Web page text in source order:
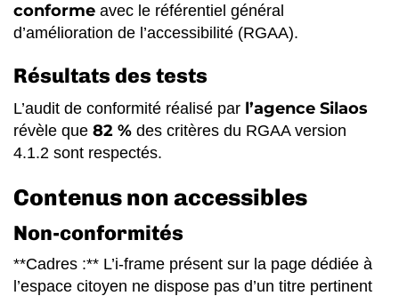
conforme avec le référentiel général
d’amélioration de l’accessibilité (RGAA).
Résultats des tests
L’audit de conformité réalisé par l’agence Silaos
révèle que 82 % des critères du RGAA version
4.1.2 sont respectés.
Contenus non accessibles
Non-conformités
**Cadres :** L’i-frame présent sur la page dédiée à
l’espace citoyen ne dispose pas d’un titre pertinent